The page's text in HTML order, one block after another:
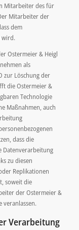
Mitarbeiter des für
Mitarbeiter der
dem
wird.
Ostermeier & Heigl
als
zur Löschung der
die Ostermeier &
Technologie
Maßnahmen, auch
dass die
Datenverarbeitung
zu diesen
Replikationen
soweit die
der Ostermeier &
veranlassen.
Verarbeitung